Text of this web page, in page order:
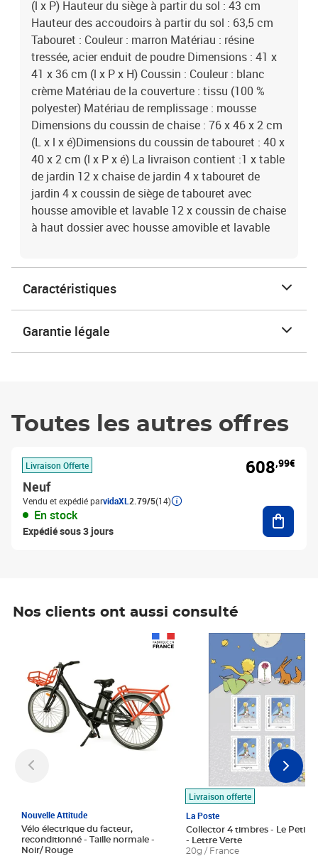
(l x P) Hauteur du siège à partir du sol : 43 cm
Hauteur des accoudoirs à partir du sol : 63,5 cm
Tabouret : Couleur : marron Matériau : résine
tressée, acier enduit de poudre Dimensions : 41 x
41 x 36 cm (l x P x H) Coussin : Couleur : blanc
crème Matériau de la couverture : tissu (100 %
polyester) Matériau de remplissage : mousse
Dimensions du coussin de chaise : 76 x 46 x 2 cm
(L x l x é)Dimensions du coussin de tabouret : 40 x
40 x 2 cm (l x P x é) La livraison contient :1 x table
de jardin 12 x chaise de jardin 4 x tabouret de
jardin 4 x coussin de siège de tabouret avec
housse amovible et lavable 12 x coussin de chaise
à haut dossier avec housse amovible et lavable
Caractéristiques
Garantie légale
Toutes les autres offres
Livraison Offerte
Neuf
Vendu et expédié parvidaXL 2.79/5(14)
En stock
Expédié sous 3 jours
608,99€
Nos clients ont aussi consulté
Nouvelle Attitude
Vélo électrique du facteur,
reconditionné - Taille normale -
Noir/ Rouge
Livraison offerte
La Poste
Collector 4 timbres - Le Petit
- Lettre Verte
20g / France
Prix 7,50€